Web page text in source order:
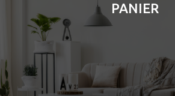
PANIER
Votre panier est